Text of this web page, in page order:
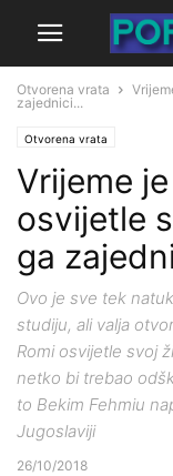
Otvorena vrata
zajednici...
Otvorena vrata
Vrijeme
osvijetle
ga
Ovo je sve tek
studiju, ali valja
Romi osvijetle svoj
netko bi trebao
to Bekim Fehmiu
Jugoslaviji
26/10/2018